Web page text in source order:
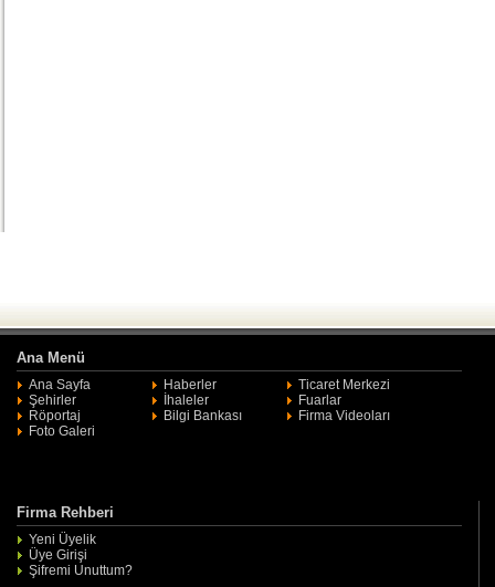
Ana Menü
Ana Sayfa Haberler
Ticaret Merkezi
Şehirler
İhaleler
Fuarlar
Röportaj
Bilgi Bankası
Firma Videoları
Foto Galeri
Firma Rehberi
Yeni Üyelik
Üye Girişi
Şifremi Unuttum?